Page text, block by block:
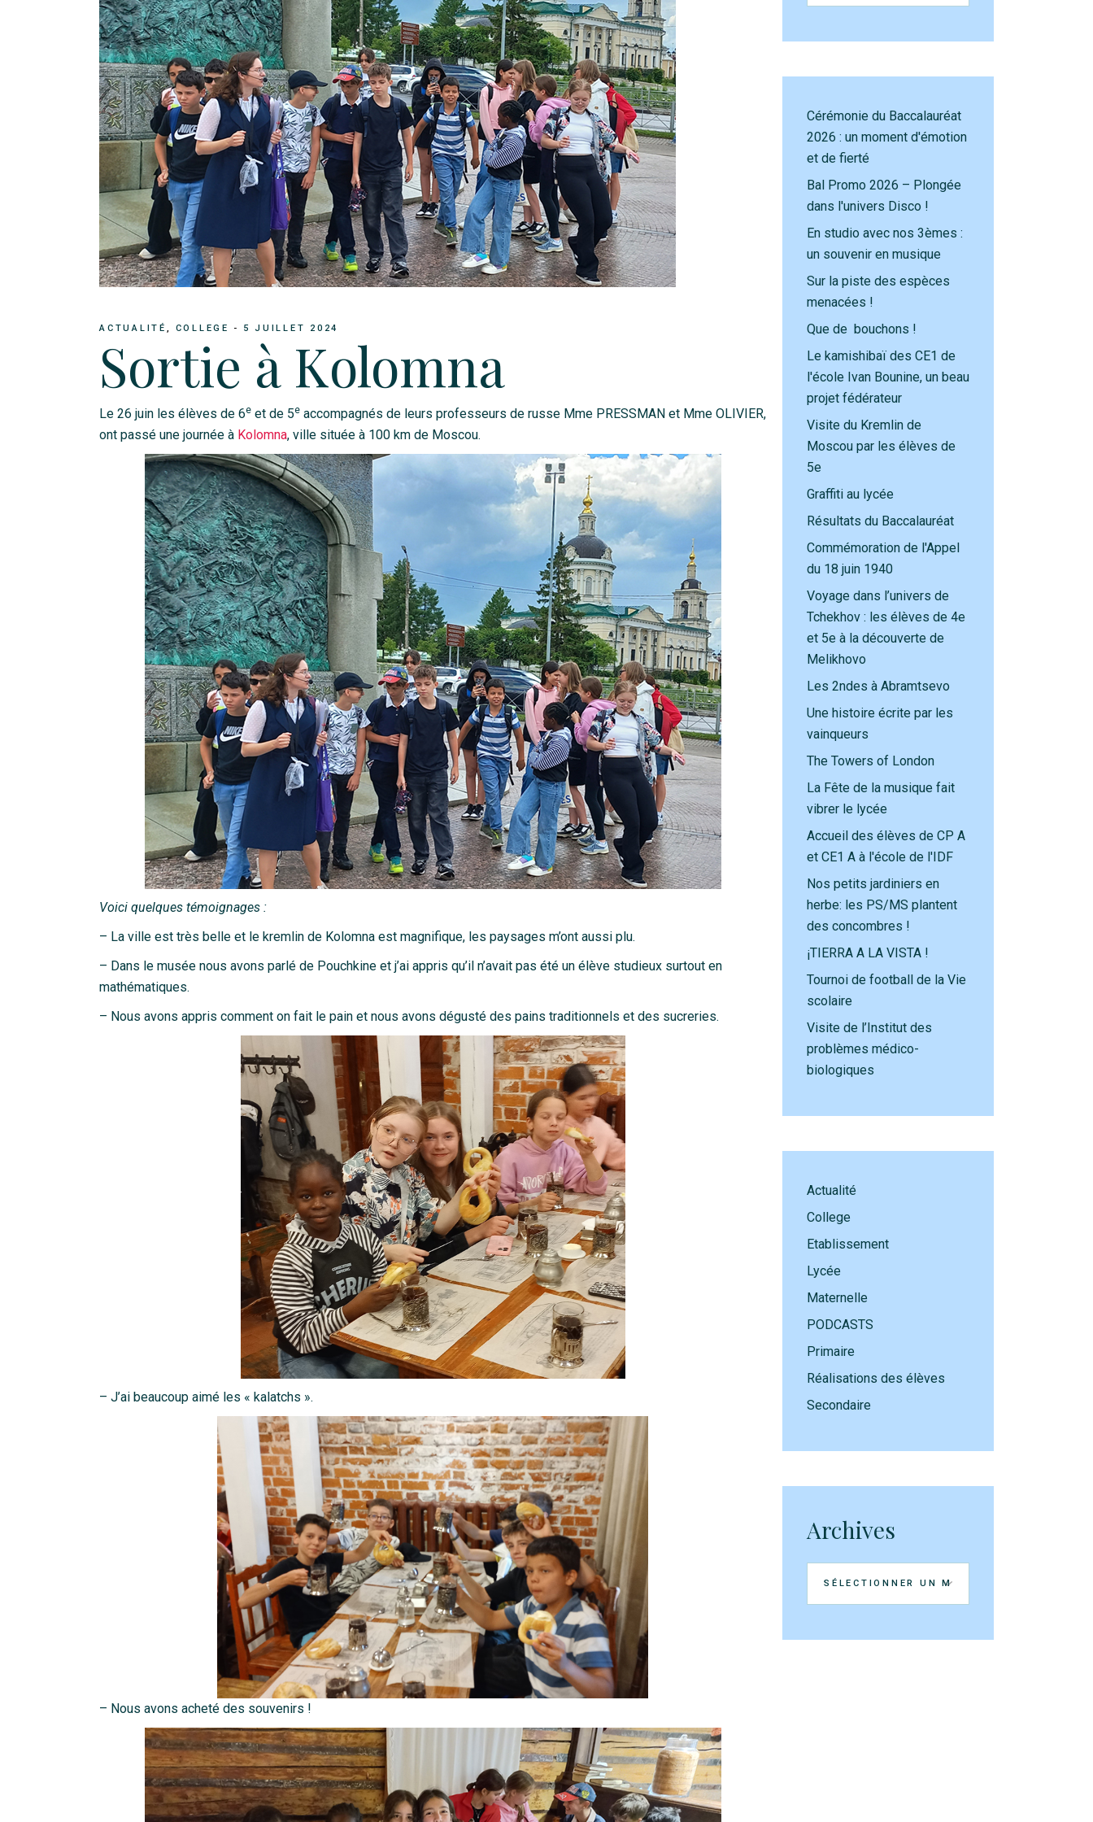
ACTUALITÉ COLLEGE 5 JUILLET 2024
Sortie à Kolomna
Le 26 juin les élèves de 6e et de 5e accompagnés de leurs professeurs de russe Mme PRESSMAN et Mme OLIVIER,
ont passé une journée à Kolomna, ville située à 100 km de Moscou.
Voici quelques témoignages :
– La ville est très belle et le kremlin de Kolomna est magnifique, les paysages m’ont aussi plu.
– Dans le musée nous avons parlé de Pouchkine et j’ai appris qu’il n’avait pas été un élève studieux surtout en
mathématiques.
– Nous avons appris comment on fait le pain et nous avons dégusté des pains traditionnels et des sucreries.
– J’ai beaucoup aimé les « kalatchs ».
– Nous avons acheté des souvenirs !
Cérémonie du Baccalauréat
2026 : un moment d'émotion
et de fierté
Bal Promo 2026 – Plongée
dans l'univers Disco !
En studio avec nos 3èmes :
un souvenir en musique
Sur la piste des espèces
menacées !
Que de bouchons !
Le kamishibaï des CE1 de
l'école Ivan Bounine, un beau
projet fédérateur
Visite du Kremlin de
Moscou par les élèves de
5e
Graffiti au lycée
Résultats du Baccalauréat
Commémoration de l'Appel
du 18 juin 1940
Voyage dans l’univers de
Tchekhov : les élèves de 4e
et 5e à la découverte de
Melikhovo
Les 2ndes à Abramtsevo
Une histoire écrite par les
vainqueurs
The Towers of London
La Fête de la musique fait
vibrer le lycée
Accueil des élèves de CP A
et CE1 A à l'école de l'IDF
Nos petits jardiniers en
herbe: les PS/MS plantent
des concombres !
¡TIERRA A LA VISTA !
Tournoi de football de la Vie
scolaire
Visite de l’Institut des
problèmes médico-
biologiques
Actualité
College
Etablissement
Lycée
Maternelle
PODCASTS
Primaire
Réalisations des élèves
Secondaire
Archives
Archives